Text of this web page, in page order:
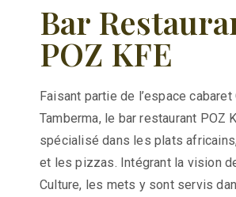
Bar
POZ KFE
Faisant partie de l’espace cabaret
Tamberma, le bar restaurant POZ
spécialisé dans les plats
et les pizzas. Intégrant la vision
Culture, les mets y sont servis